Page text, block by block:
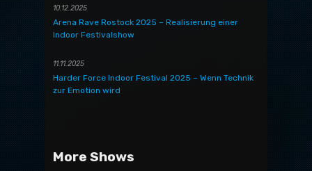
10.12.2025
Arena Rave Rostock 2025 – Realisierung einer
Indoor Festivalshow
11.11.2025
Harder Force Indoor Festival 2025 – Wenn Technik
zur Emotion wird
More Shows